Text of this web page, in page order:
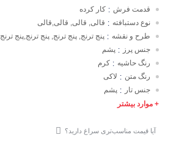
قدمت فرش : کار کرده
نوع دستبافته : قالی, قالی, قالی,قالی
طرح و نقشه : پنج ترنج, پنج ترنج, پنج ترنج,پنج ترنج
جنس پرز : پشم
رنگ حاشیه : کرم
رنگ متن : لاکی
جنس تار : پشم
+ موارد بیشتر
آیا قیمت مناسب‌تری سراغ دارید؟